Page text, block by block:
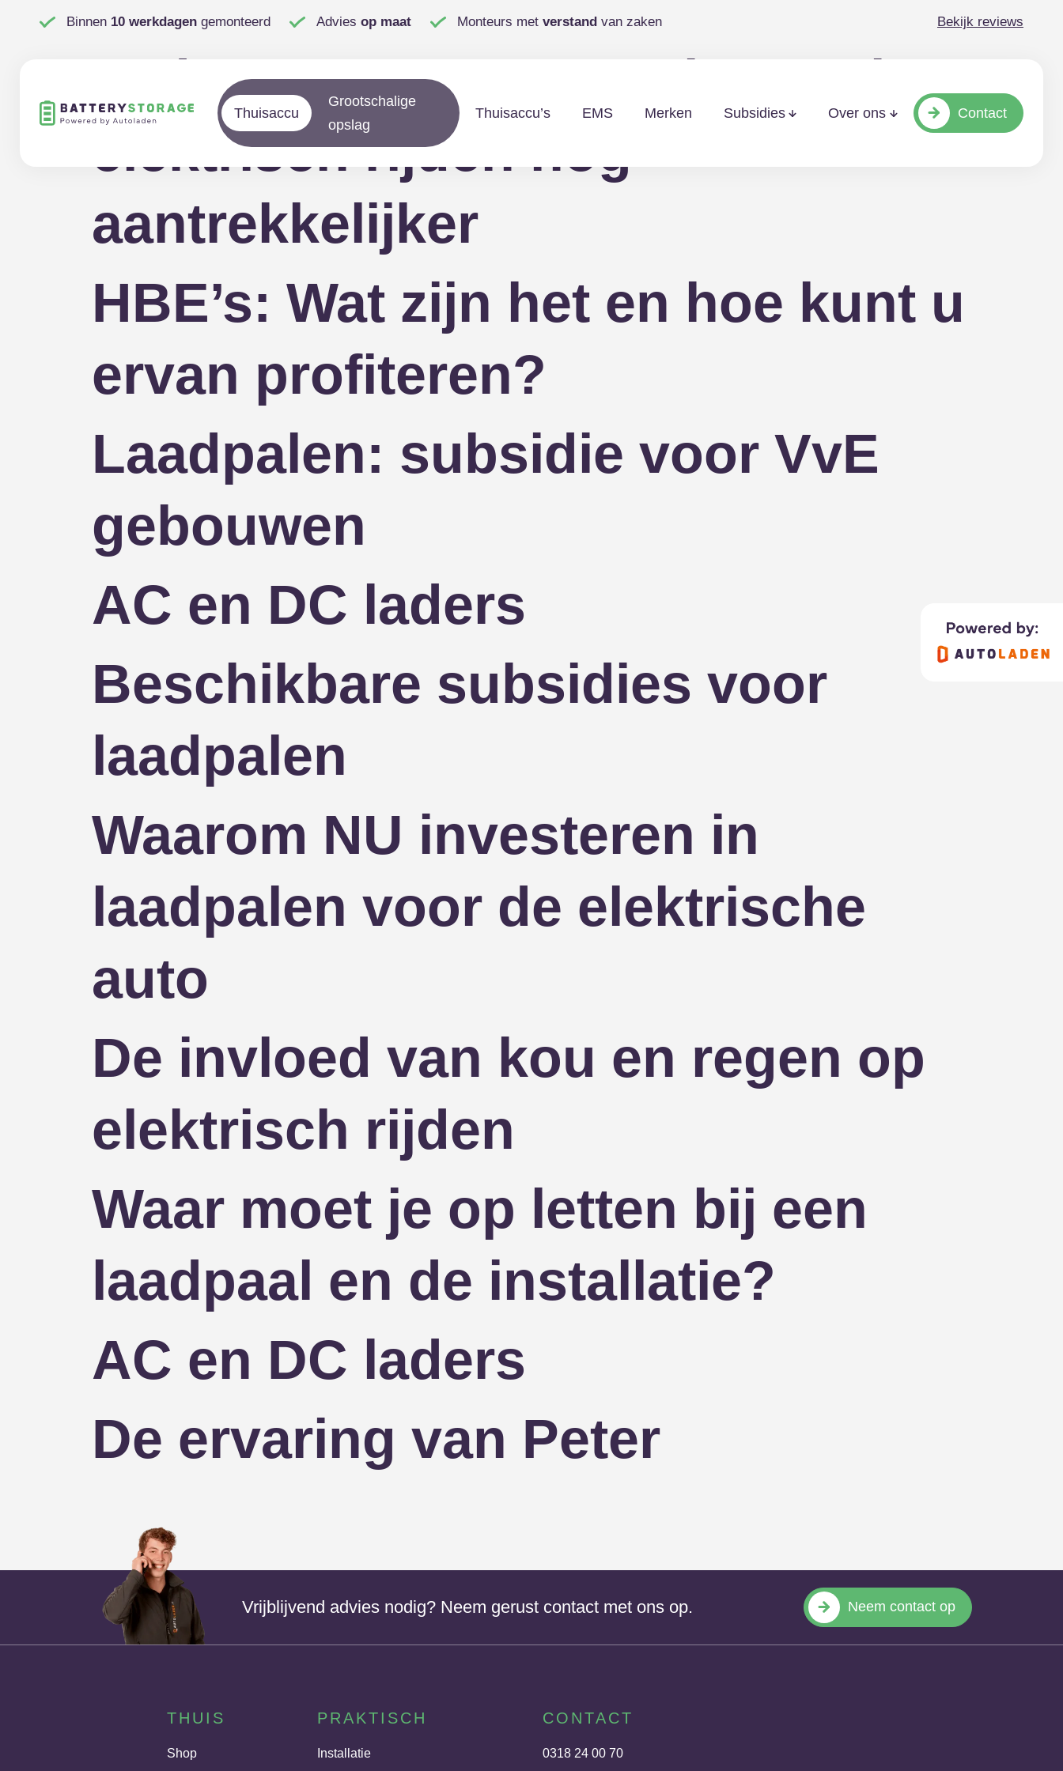
Binnen 10 werkdagen gemonteerd Advies op maat Monteurs met verstand van zaken Bekijk reviews
Thuisaccu
Grootschalige
opslag
Thuisaccu’s EMS Merken Subsidies Over ons Contact
Laden op zonne-energie: Maakt
elektrisch rijden nog
aantrekkelijker
HBE’s: Wat zijn het en hoe kunt u
ervan profiteren?
Laadpalen: subsidie voor VvE
gebouwen
AC en DC laders
Beschikbare subsidies voor
laadpalen
Waarom NU investeren in
laadpalen voor de elektrische
auto
De invloed van kou en regen op
elektrisch rijden
Waar moet je op letten bij een
laadpaal en de installatie?
AC en DC laders
De ervaring van Peter
Vrijblijvend advies nodig? Neem gerust contact met ons op. Neem contact op
THUIS
Shop
PRAKTISCH
Installatie
CONTACT
0318 24 00 70